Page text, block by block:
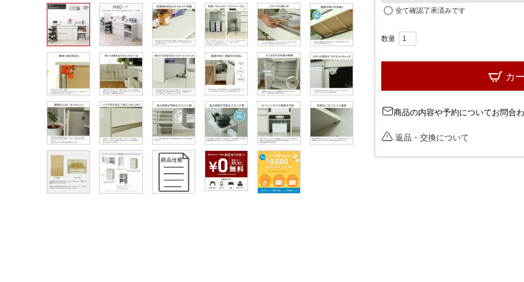
全て確認了承済みです
カ
商品の内容や予約についてお問合
返品・交換について